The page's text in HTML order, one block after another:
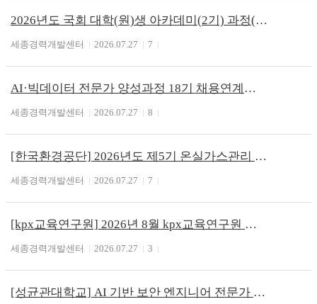
2026년도 국회 대학(원)생 아카데미(2기) 과정(~7/31)
세종경력개발센터 2026.07.27 7
AI·빅데이터 전문가 양성과정 18기 채용연계형 부트캠프
세종경력개발센터 2026.07.27 8
[한국환경공단] 2026년도 제5기 온실가스관리 전문인력 양성과정 교육생 모집
세종경력개발센터 2026.07.27 7
[kpx교육연구원] 2026년 8월 kpx교육연구원 전력산업 인력양성교육 수강신청
세종경력개발센터 2026.07.27 3
[성균관대학교] AI 기반 보안 엔지니어 전문가 과정(~8/20)